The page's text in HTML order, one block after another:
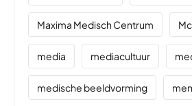
Maxima Medisch Centrum
media mediacultuur
medische beeldvorming